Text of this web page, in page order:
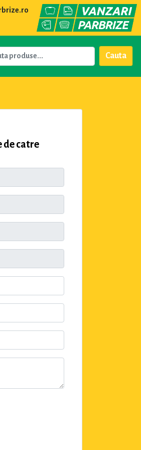
Cauta
de catre